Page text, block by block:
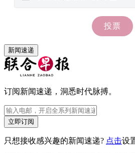
新闻速递
订阅新闻速递，洞悉时代脉搏。
立即订阅
只想接收感兴趣的新闻速递? 点击设